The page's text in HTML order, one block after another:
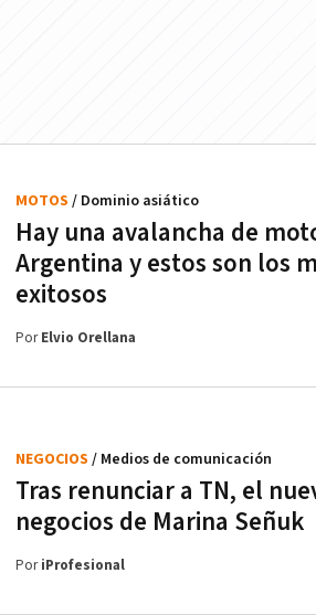
Hay una avalancha de
Argentina y estos son los
exitosos
MOTOS / Dominio asiático
PorElvio Orellana
Tras renunciar a TN, el
negocios de Marina Señuk
NEGOCIOS / Medios de comunicación
PoriProfesional